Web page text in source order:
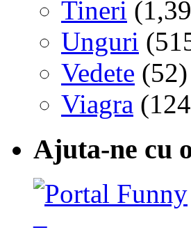
Tineri
Unguri
Vedete (52)
Viagra
Ajuta-ne cu